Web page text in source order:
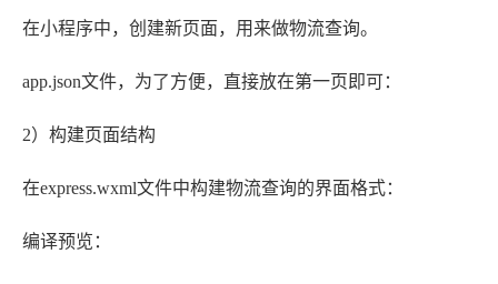
在小程序中，创建新页面，用来做物流查询。
app.json文件，为了方便，直接放在第一页即可：
2）构建页面结构
在express.wxml文件中构建物流查询的界面格式：
编译预览：